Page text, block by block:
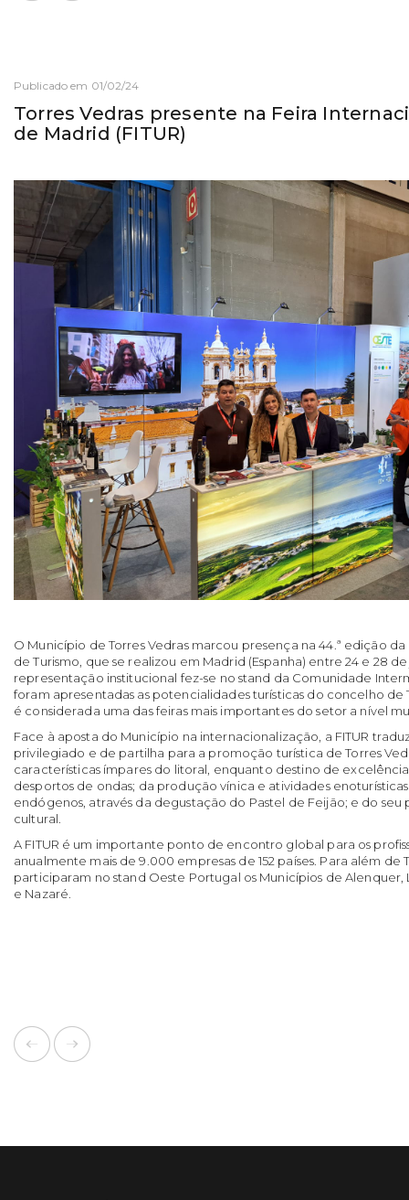
Publicado em 01/02/24
Torres Vedras presente na Feira
de Madrid (FITUR)
O Município de Torres Vedras marcou presença na 44.ª edição da
de Turismo, que se realizou em Madrid (Espanha) entre 24 e 28
representação institucional fez-se no stand da Comunidade
foram apresentadas as potencialidades turísticas do concelho de
é considerada uma das feiras mais importantes do setor a nível
Face à aposta do Município na internacionalização, a FITUR
privilegiado e de partilha para a promoção turística de Torres
características ímpares do litoral, enquanto destino de
desportos de ondas; da produção vínica e atividades
endógenos, através da degustação do Pastel de Feijão; e do
cultural.
A FITUR é um importante ponto de encontro global para os
anualmente mais de 9.000 empresas de 152 países. Para além de
participaram no stand Oeste Portugal os Municípios de Alenquer,
e Nazaré.